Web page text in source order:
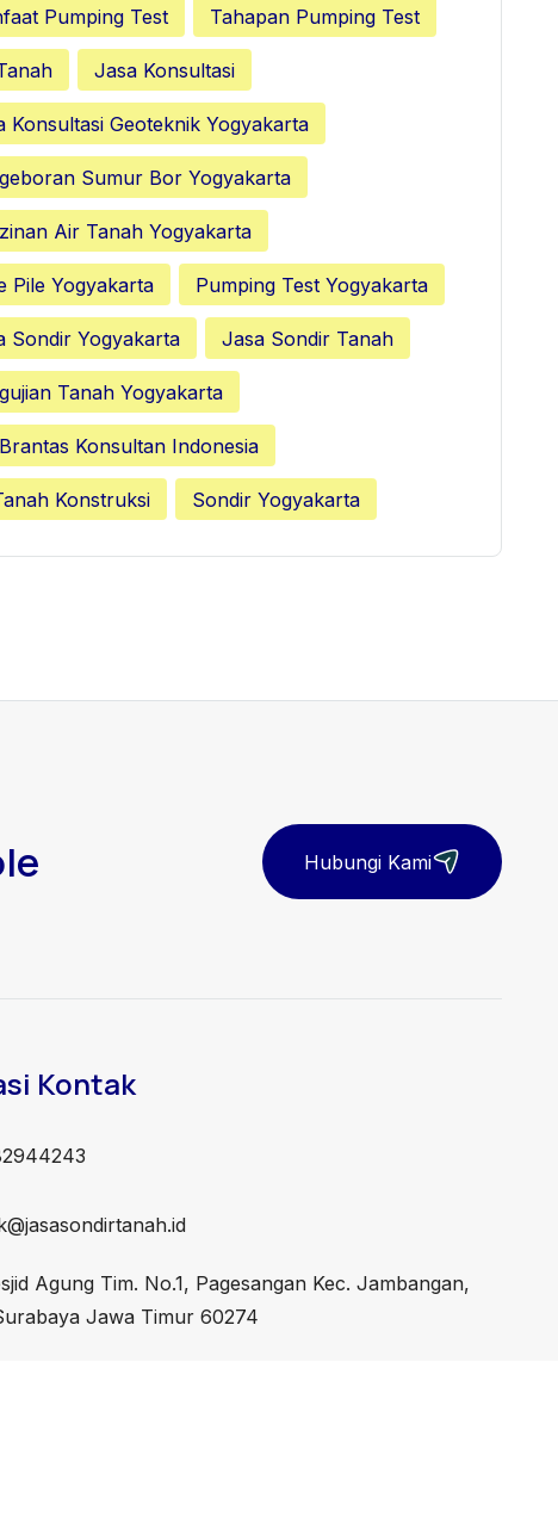
Pumping Test Tahapan Pumping Test
Jasa Konsultasi
Konsultasi Geoteknik Yogyakarta
Sumur Bor Yogyakarta
Air Tanah Yogyakarta
Pile Yogyakarta Pumping Test Yogyakarta
Sondir Yogyakarta Jasa Sondir Tanah
Tanah Yogyakarta
Konsultan Indonesia
Konstruksi Sondir Yogyakarta
Hubungi Kami
Kontak
Agung Tim. No.1, Pagesangan Kec. Jambangan,
Jawa Timur 60274